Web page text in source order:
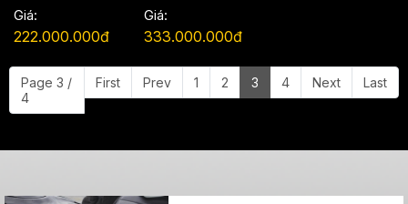
Giá:
222.000.000đ
Giá:
333.000.000đ
Page 3 /
4
First Prev 1 2 3 4 Next Last